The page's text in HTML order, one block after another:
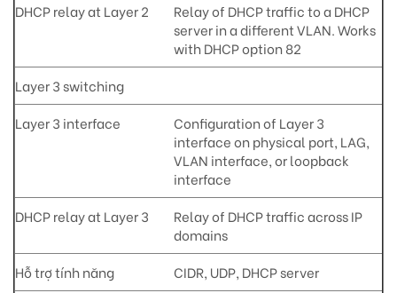
DHCP relay at Layer 2
Relay of DHCP traffic to a DHCP
server in a different VLAN. Works
with DHCP option 82
Layer 3 switching
Layer 3 interface
Configuration of Layer 3
interface on physical port, LAG,
VLAN interface, or loopback
interface
DHCP relay at Layer 3
Relay of DHCP traffic across IP
domains
Hỗ trợ tính năng
CIDR, UDP, DHCP server